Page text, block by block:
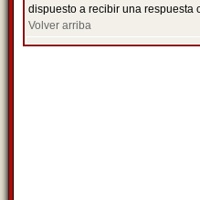
dispuesto a recibir una respuesta
Volver arriba